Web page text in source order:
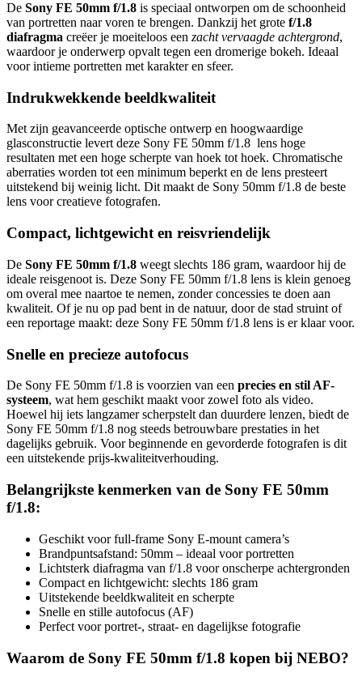
De Sony FE 50mm f/1.8 is speciaal ontworpen om de schoonheid
van portretten naar voren te brengen. Dankzij het grote f/1.8
diafragma creëer je moeiteloos een zacht vervaagde achtergrond,
waardoor je onderwerp opvalt tegen een dromerige bokeh. Ideaal
voor intieme portretten met karakter en sfeer.
Indrukwekkende beeldkwaliteit
Met zijn geavanceerde optische ontwerp en hoogwaardige
glasconstructie levert deze Sony FE 50mm f/1.8 lens hoge
resultaten met een hoge scherpte van hoek tot hoek. Chromatische
aberraties worden tot een minimum beperkt en de lens presteert
uitstekend bij weinig licht. Dit maakt de Sony 50mm f/1.8 de beste
lens voor creatieve fotografen.
Compact, lichtgewicht en reisvriendelijk
De Sony FE 50mm f/1.8 weegt slechts 186 gram, waardoor hij de
ideale reisgenoot is. Deze Sony FE 50mm f/1.8 lens is klein genoeg
om overal mee naartoe te nemen, zonder concessies te doen aan
kwaliteit. Of je nu op pad bent in de natuur, door de stad struint of
een reportage maakt: deze Sony FE 50mm f/1.8 lens is er klaar voor.
Snelle en precieze autofocus
De Sony FE 50mm f/1.8 is voorzien van een precies en stil AF-
systeem, wat hem geschikt maakt voor zowel foto als video.
Hoewel hij iets langzamer scherpstelt dan duurdere lenzen, biedt de
Sony FE 50mm f/1.8 nog steeds betrouwbare prestaties in het
dagelijks gebruik. Voor beginnende en gevorderde fotografen is dit
een uitstekende prijs-kwaliteitverhouding.
Belangrijkste kenmerken van de Sony FE 50mm
f/1.8:
Geschikt voor full-frame Sony E-mount camera’s
Brandpuntsafstand: 50mm – ideaal voor portretten
Lichtsterk diafragma van f/1.8 voor onscherpe achtergronden
Compact en lichtgewicht: slechts 186 gram
Uitstekende beeldkwaliteit en scherpte
Snelle en stille autofocus (AF)
Perfect voor portret-, straat- en dagelijkse fotografie
Waarom de Sony FE 50mm f/1.8 kopen bij NEBO?